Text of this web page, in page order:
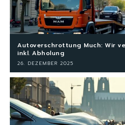
Autoverschrottung Much: Wir
inkl. Abholung
26. DEZEMBER 2025